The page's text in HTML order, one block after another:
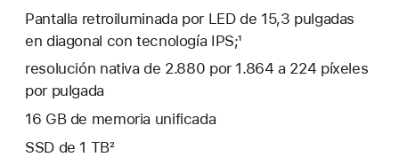
Pantalla retroiluminada por LED de 15,3 pulgadas
en diagonal con tecnología IPS;¹
resolución nativa de 2.880 por 1.864 a 224 píxeles
por pulgada
16 GB de memoria unificada
SSD de 1 TB²